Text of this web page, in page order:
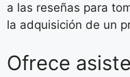
a las reseñas para
la adquisición de un
Ofrece